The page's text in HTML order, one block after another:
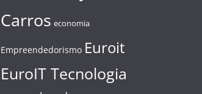
Carros economia
Empreendedorismo Euroit
EuroIT Tecnologia